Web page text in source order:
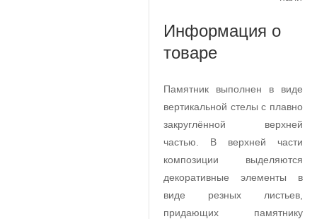
Информация о
товаре
Памятник выполнен в виде
вертикальной стелы с плавно
закруглённой верхней
частью. В верхней части
композиции выделяются
декоративные элементы в
виде резных листьев,
придающих памятнику